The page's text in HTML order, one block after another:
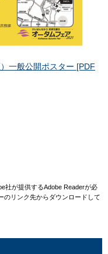
一般公開ポスター [PDF
社が提供するAdobe Readerが必
のリンク先からダウンロードして